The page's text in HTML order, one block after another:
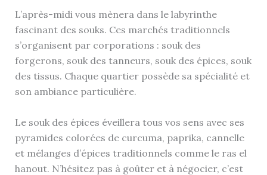
L’après-midi vous mènera dans le labyrinthe
fascinant des souks. Ces marchés traditionnels
s’organisent par corporations : souk des
forgerons, souk des tanneurs, souk des épices, souk
des tissus. Chaque quartier possède sa spécialité et
son ambiance particulière.
Le souk des épices éveillera tous vos sens avec ses
pyramides colorées de curcuma, paprika, cannelle
et mélanges d’épices traditionnels comme le ras el
hanout. N’hésitez pas à goûter et à négocier, c’est